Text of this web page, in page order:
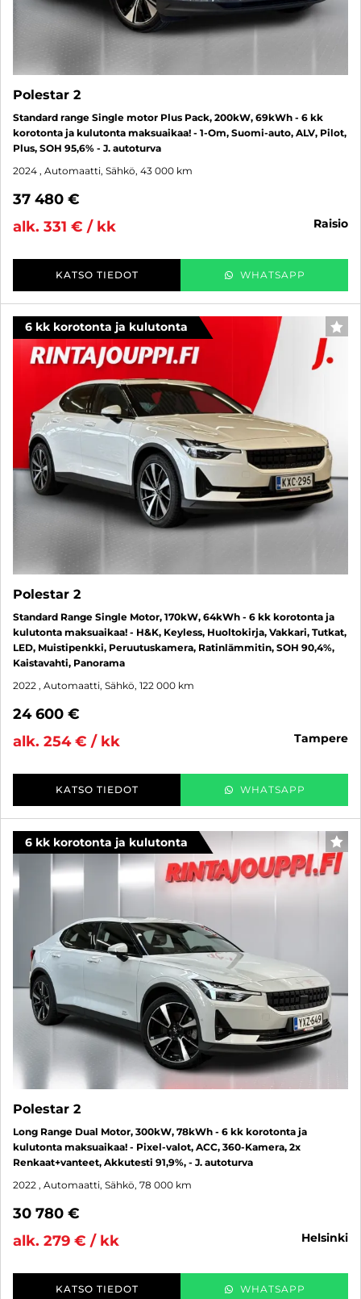
Polestar 2
Standard range Single motor Plus Pack, 200kW, 69kWh - 6 kk
korotonta ja kulutonta maksuaikaa! - 1-Om, Suomi-auto, ALV, Pilot,
Plus, SOH 95,6% - J. autoturva
2024 , Automaatti, Sähkö, 43 000 km
37 480 €
alk. 331 € / kk
raisio
KATSO TIEDOT WHATSAPP
6 kk korotonta ja kulutonta
Polestar 2
Standard Range Single Motor, 170kW, 64kWh - 6 kk korotonta ja
kulutonta maksuaikaa! - H&K, Keyless, Huoltokirja, Vakkari, Tutkat,
LED, Muistipenkki, Peruutuskamera, Ratinlämmitin, SOH 90,4%,
Kaistavahti, Panorama
2022 , Automaatti, Sähkö, 122 000 km
24 600 €
alk. 254 € / kk
tampere
KATSO TIEDOT WHATSAPP
6 kk korotonta ja kulutonta
Polestar 2
Long Range Dual Motor, 300kW, 78kWh - 6 kk korotonta ja
kulutonta maksuaikaa! - Pixel-valot, ACC, 360-Kamera, 2x
Renkaat+vanteet, Akkutesti 91,9%, - J. autoturva
2022 , Automaatti, Sähkö, 78 000 km
30 780 €
alk. 279 € / kk
helsinki
KATSO TIEDOT WHATSAPP